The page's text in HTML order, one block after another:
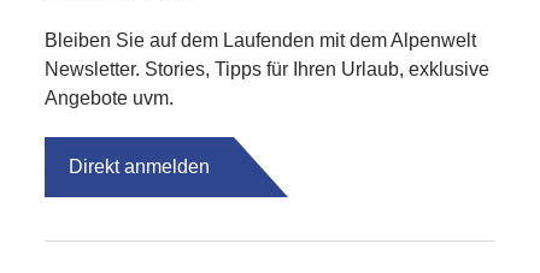
Bleiben Sie auf dem Laufenden mit dem Alpenwelt
Newsletter. Stories, Tipps für Ihren Urlaub, exklusive
Angebote uvm.
Direkt anmelden